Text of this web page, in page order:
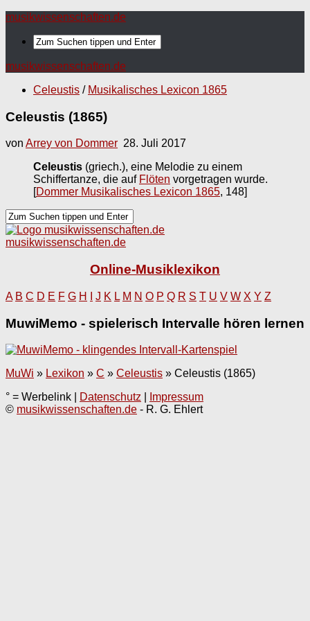
musikwissenschaften.de
musikwissenschaften.de
Celeustis / Musikalisches Lexicon 1865
Celeustis (1865)
von Arrey von Dommer 28. Juli 2017
Celeustis (griech.), eine Melodie zu einem
Schiffertanze, die auf Flöten vorgetragen wurde.
[Dommer Musikalisches Lexicon 1865, 148]
musikwissenschaften.de
Online-Musiklexikon
A B C D E F G H J K L M N O P Q R S T U V W X Y Z
MuwiMemo - spielerisch Intervalle hören lernen
MuWi » Lexikon » C » Celeustis » Celeustis (1865)
° = Werbelink |
Datenschutz
Impressum
© musikwissenschaften.de - R. G. Ehlert